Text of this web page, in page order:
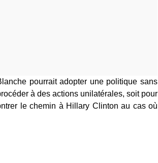
pourrait adopter une politique sans
à des actions unilatérales, soit pour
le chemin à Hillary Clinton au cas où